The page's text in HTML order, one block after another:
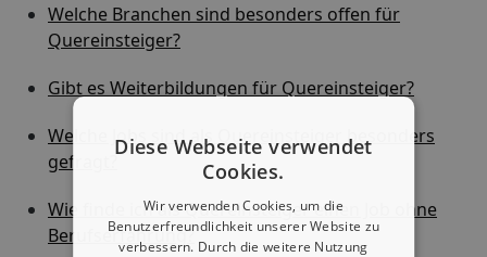
Welche Branchen sind besonders offen für
Quereinsteiger?
Gibt es Weiterbildungen für Quereinsteiger?
Welche Jobs sind als Quereinsteiger besonders
gefragt?
Wie finde ich als Quereinsteiger einen Job ohne
Berufserfahrung?
Diese Webseite verwendet
Cookies.
Wir verwenden Cookies, um die
Benutzerfreundlichkeit unserer Website zu
verbessern. Durch die weitere Nutzung